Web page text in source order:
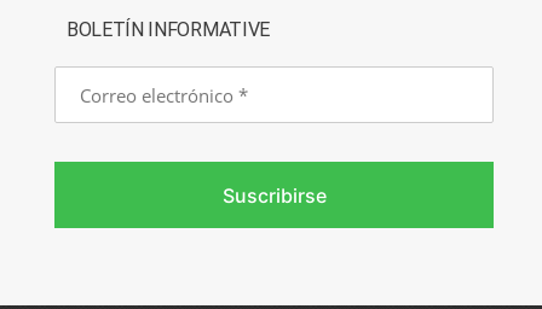
BOLETÍN INFORMATIVE
Correo
electrónico
Suscribirse